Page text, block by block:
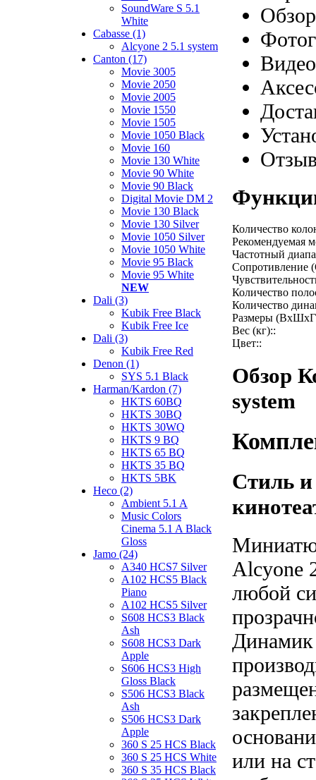
SoundWare S 5.1
White
Cabasse (1)
Alcyone 2 5.1 system
Canton (17)
Movie 3005
Movie 2050
Movie 2005
Movie 1550
Movie 1505
Movie 1050 Black
Movie 160
Movie 130 White
Movie 90 White
Movie 90 Black
Digital Movie DM 2
Movie 130 Black
Movie 130 Silver
Movie 1050 Silver
Movie 1050 White
Movie 95 Black
Movie 95 White
NEW
Dali (3)
Kubik Free Black
Kubik Free Ice
Dali (3)
Kubik Free Red
Denon (1)
SYS 5.1 Black
Harman/Kardon (7)
HKTS 60BQ
HKTS 30BQ
HKTS 30WQ
HKTS 9 BQ
HKTS 65 BQ
HKTS 35 BQ
HKTS 5BK
Heco (2)
Ambient 5.1 A
Music Colors
Cinema 5.1 A Black
Gloss
Jamo (24)
A340 HCS7 Silver
A102 HCS5 Black
Piano
A102 HCS5 Silver
S608 HCS3 Black
Ash
S608 HCS3 Dark
Apple
S606 HCS3 High
Gloss Black
S506 HCS3 Black
Ash
S506 HCS3 Dark
Apple
360 S 25 HCS Black
360 S 25 HCS White
360 S 35 HCS Black
Обзор
Видео
Количество
Рекомендуемая
Частотный
Сопротивление
Количество
Количество
Размеры
Вес (кг)::
Цвет::
Обзор
system
Стиль и
Alcyone
любой
Динамик
или на